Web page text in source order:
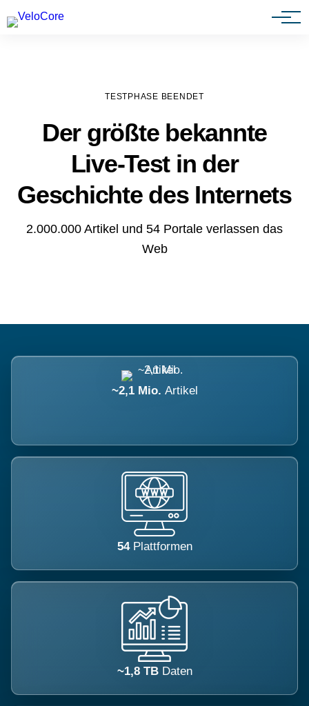
Agenturen & Webdesigner
TESTPHASE BEENDET
Der größte bekannte
Live-Test in der
Geschichte des Internets
2.000.000 Artikel und 54 Portale verlassen das
Web
~2,1 Mio. Artikel
54 Plattformen
~1,8 TB Daten